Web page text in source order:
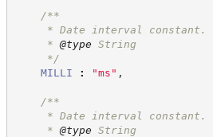
/**
* Date interval constant.
* @type String
*/
MILLI
: "ms " ,
/**
* Date interval constant.
* @type String